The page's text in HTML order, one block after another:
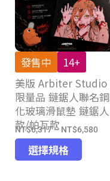
發售中
14+
美版 Arbiter Studio
限量品 鏈鋸人聯名鋼
化玻璃滑鼠墊 鏈鋸人
款/帕瓦款
NT$6,317– NT$6,580價
選擇規格
產